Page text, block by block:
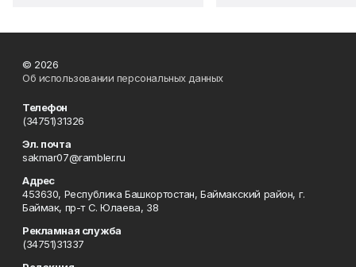
© 2026
Об использовании персональных данных
Телефон
(34751)31326
Эл. почта
sakmar07@rambler.ru
Адрес
453630, Республика Башкортостан, Баймакский район, г.
Баймак, пр-т С. Юлаева, 38
Рекламная служба
(34751)31337